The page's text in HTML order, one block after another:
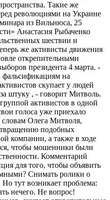
Такие же
революциями на Украине
из Вильнюса, 25
Анастасия Рыбаченко
шествии и
же активисты движения
открепительными
президента 4 марта. -
фальсификациям на
скупает у людей
штуку , - говорит Митволь.
активистов в одной
голоса уже приехало
словам Олега Митволя,
подобных
компании, а также в ходе
чтобы мошенники были
Комментарий
для того, чтобы объявить
Снимать ролики о
тут возникает проблема:
нечего. Не вопрос!